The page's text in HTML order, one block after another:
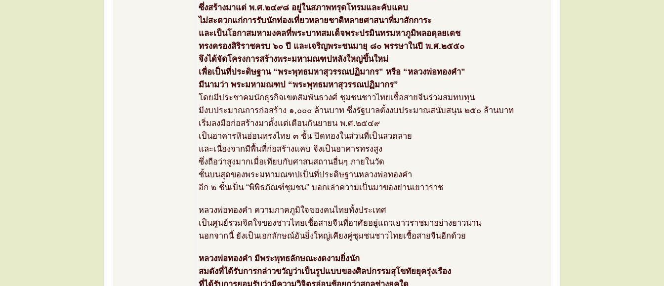
ซึ่งสร้างมาแต่ พ.ศ.๒๔๙๘ อยู่ในสภาพทรุดโทรมและคับแคบ
ไม่สะดวกแก่การรับนักท่องเที่ยวหลายชาติหลายศาสนาที่มาสักการะ
และเป็นโอกาสมหามงคลที่พระบาทสมเด็จพระปรมินทรมหาภูมิพลอดุลยเดช
ทรงครองสิริราชครบ ๖๐ ปี และเจริญพระชนมายุ ๘๐ พรรษาในปี พ.ศ.๒๕๕๐
จึงได้จัดโครงการสร้างพระมหามณฑปหลังใหญ่ขึ้นใหม่
เพื่อเป็นที่ประดิษฐาน “พระพุทธมหาสุวรรณปฏิมากร” หรือ “หลวงพ่อทองคำ”
มีนามว่า พระมหามณฑป “พระพุทธมหาสุวรรณปฏิมากร”
โดยมีประชาคมนักธุรกิจเขตสัมพันธวงศ์ ชุมชนชาวไทยเชื้อสายจีนร่วมสมทบทุน
มีงบประมาณการก่อสร้าง ๑,๐๐๐ ล้านบาท ซึ่งรัฐบาลตั้งงบประมาณสนับสนุน ๒๕๐ ล้านบาท
เริ่มลงมือก่อสร้างมาตั้งแต่เดือนกันยายน พ.ศ.๒๕๔๙
เป็นอาคารหินอ่อนทรงไทย ๓ ชั้น ปิดทองในส่วนที่เป็นลวดลาย
และเนื่องจากมีพื้นที่ก่อสร้างแคบ จึงเป็นอาคารทรงสูง
ซึ่งถือว่าสูงมากเมื่อเทียบกับศาสนสถานอื่นๆ ภายในวัด
ชั้นบนสุดของพระมหามณฑปเป็นที่ประดิษฐานหลวงพ่อทองคำ
อีก ๒ ชั้นเป็น “พิพิธภัณฑ์ชุมชน” บอกเล่าความเป็นมาของย่านเยาวราช
หลวงพ่อทองคำ ความภาคภูมิใจของคนไทยทั้งประเทศ
เป็นศูนย์รวมจิตใจของชาวไทยเชื้อสายจีนที่อาศัยอยู่แถวเยาวราชมาอย่างยาวนาน
นอกจากนี้ ยังเป็นเอกลักษณ์อันยิ่งใหญ่เคียงคู่ชุมชนชาวไทยเชื้อสายจีนอีกด้วย
หลวงพ่อทองคำ มีพระพุทธลักษณะงดงามยิ่งนัก
สมดังที่ได้รับการกล่าวขวัญว่าเป็นรูปแบบของศิลปกรรมสุโขทัยยุครุ่งเรือง